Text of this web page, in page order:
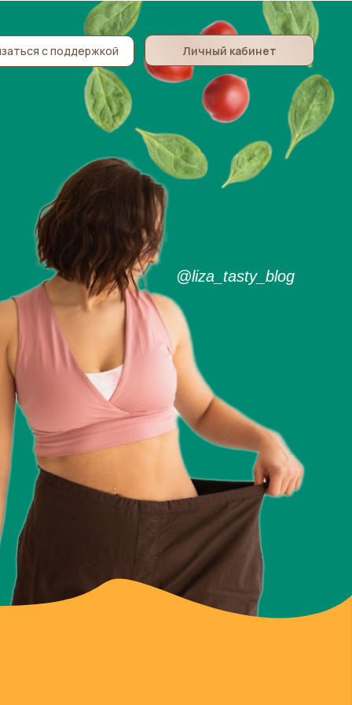
с поддержкой Личный кабинет
@liza_tasty_blog